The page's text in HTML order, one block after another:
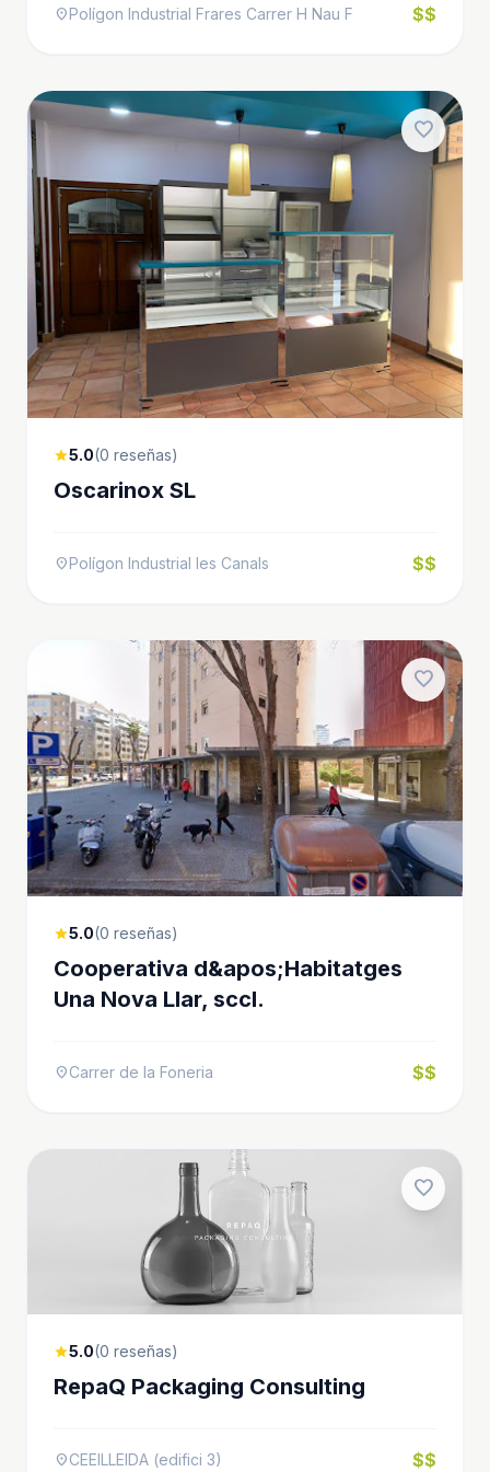
location_onPolígon Industrial Frares Carrer H Nau F $$
favorite
star5.0(0 reseñas)
Oscarinox SL
location_onPolígon Industrial les Canals $$
favorite
star5.0(0 reseñas)
Cooperativa d&apos;Habitatges
Una Nova Llar, sccl.
location_onCarrer de la Foneria $$
favorite
star5.0(0 reseñas)
RepaQ Packaging Consulting
location_onCEEILLEIDA (edifici 3) $$